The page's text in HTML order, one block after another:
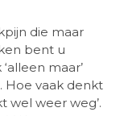
die maar
bent u
maar’
vaak denkt
wel weer weg’.